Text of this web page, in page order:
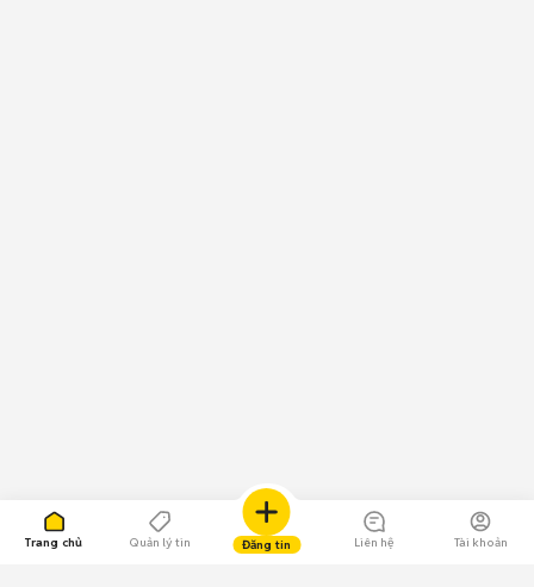
Trang chủ Quản lý tin Đăng tin Liên hệ Tài khoản